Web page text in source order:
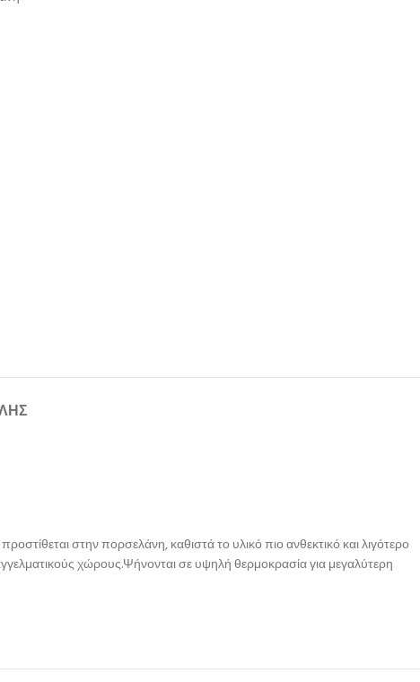
στην πορσελάνη, καθιστά το υλικό πιο ανθεκτικό και λιγότερο
χώρους.Ψήνονται σε υψηλή θερμοκρασία για μεγαλύτερη